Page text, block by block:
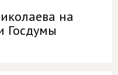
на
Госдумы